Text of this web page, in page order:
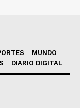
MUNDO
DIARIO DIGITAL